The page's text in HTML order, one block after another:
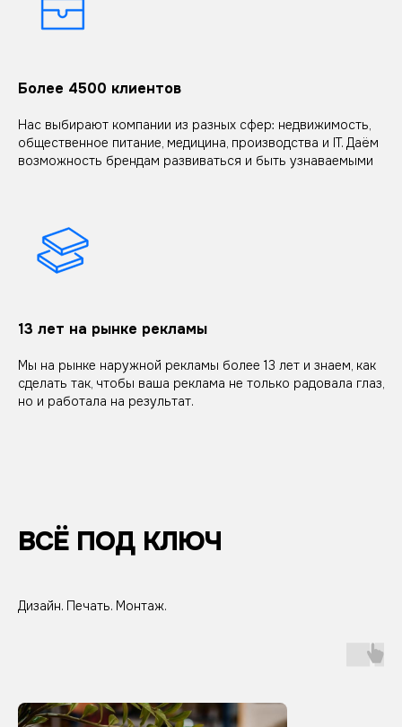
Более 4500 клиентов
Нас выбирают компании из разных сфер: недвижимость,
общественное питание, медицина, производства и IT. Даём
возможность брендам развиваться и быть узнаваемыми
13 лет на рынке рекламы
Мы на рынке наружной рекламы более 13 лет и знаем, как
сделать так, чтобы ваша реклама не только радовала глаз,
но и работала на результат.
ВСЁ ПОД КЛЮЧ
Дизайн. Печать. Монтаж.